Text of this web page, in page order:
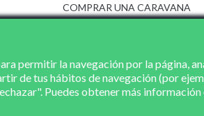
COMPRAR UNA CARAVANA
CONCESIONARIOS
CONTACTO
permitir la navegación por la página,
de tus hábitos de navegación (por
Puedes obtener más información